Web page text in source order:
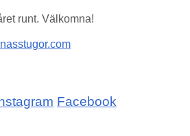
runt. Välkomna!
Facebook